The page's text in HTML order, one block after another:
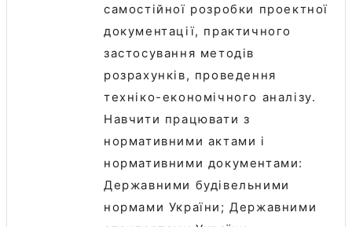
самостійної розробки проектної
документації, практичного
застосування методів
розрахунків, проведення
техніко-економічного аналізу.
Навчити працювати з
нормативними актами і
нормативними документами:
Державними будівельними
нормами України; Державними